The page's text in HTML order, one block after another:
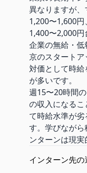
異なりますが
1,200〜1,600
1,400〜2,000
企業の無給・
京のスタートア
対価として時
が多いです。
週15〜20時間
の収入になる
て時給水準が
す。学びなが
ンターンは現実
インターン先の